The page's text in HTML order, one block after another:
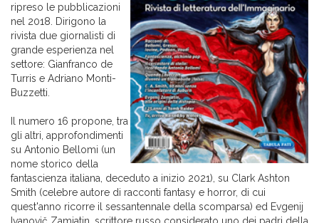
ripreso le pubblicazioni
nel 2018. Dirigono la
rivista due giornalisti di
grande esperienza nel
settore: Gianfranco de
Turris e Adriano Monti-
Buzzetti.
Il numero 16 propone, tra
gli altri, approfondimenti
su Antonio Bellomi (un
nome storico della
fantascienza italiana, deceduto a inizio 2021), su Clark Ashton
Smith (celebre autore di racconti fantasy e horror, di cui
quest'anno ricorre il sessantennale della scomparsa) ed Evgenij